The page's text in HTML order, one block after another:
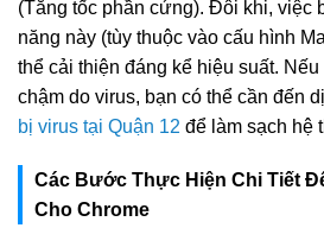
(Tăng tốc phần cứng). Đôi khi, việc
năng này (tùy thuộc vào cấu hình
thể cải thiện đáng kể hiệu suất.
chậm do virus, bạn có thể cần đến
bị virus tại Quận 12 để làm sạch hệ
Các Bước Thực Hiện Chi Tiết
Cho Chrome